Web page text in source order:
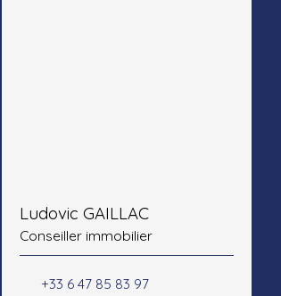
Ludovic GAILLAC
Conseiller immobilier
+33 6 47 85 83 97